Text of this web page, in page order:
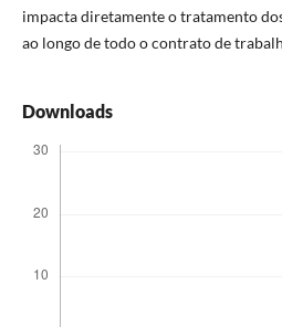
impacta diretamente o tratamento
ao longo de todo o contrato de
Downloads